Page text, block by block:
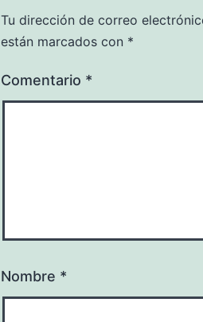
Tu dirección de correo
están marcados con *
Comentario *
Nombre *